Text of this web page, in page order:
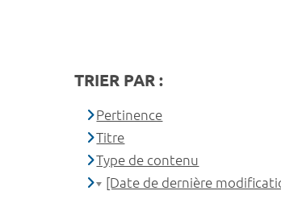
TRIER PAR :
Pertinence
Titre
Type de contenu
[Date de dernière